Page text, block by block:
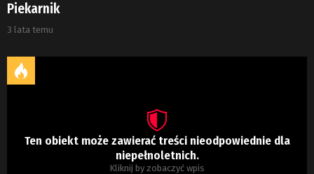
Piekarnik
3 lata temu
Ten obiekt może zawierać treści nieodpowiednie dla
niepełnoletnich.
Kliknij by zobaczyć wpis